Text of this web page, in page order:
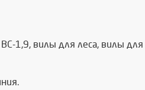
1,9, вилы для леса, вилы для